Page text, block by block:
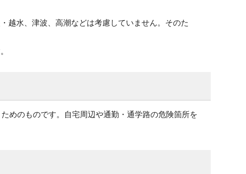
越水、津波、高潮などは考慮していません。そのた
めのものです。自宅周辺や通勤・通学路の危険箇所を